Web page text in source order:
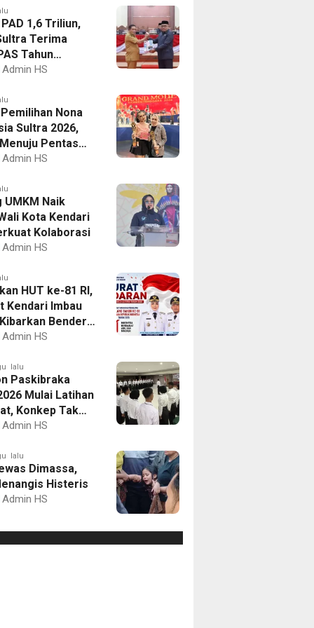
1,6 Triliun,
Terima
Tahun
2027
Admin HS
Nona
Sultra 2026,
Pentas
Admin HS
UMKM Naik
Kota Kendari
Kolaborasi
Admin HS
HUT ke-81 RI,
Kendari Imbau
Bendera
dan Gelar
Admin HS
lalu
Paskibraka
Mulai Latihan
Konkep Tak
Admin HS
lalu
Dimassa,
Histeris
Admin HS